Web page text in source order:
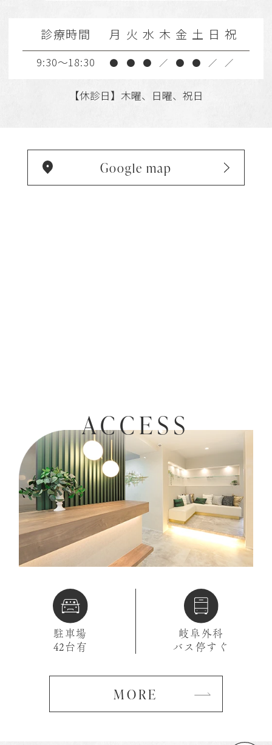
診療時間 月 火 水 木 金 土 日 祝
9:30～18:30 ● ● ● ／ ● ● ／ ／
【休診日】木曜、日曜、祝日
Google map
ACCESS
駐車場
42台有
岐阜外科
バス停すぐ
MORE